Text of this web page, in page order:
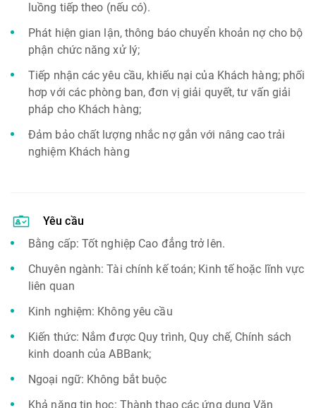
luồng tiếp theo (nếu có).
Phát hiện gian lận, thông báo chuyển khoản nợ cho bộ
phận chức năng xử lý;
Tiếp nhận các yêu cầu, khiếu nại của Khách hàng; phối
hơp với các phòng ban, đơn vị giải quyết, tư vấn giải
pháp cho Khách hàng;
Đảm bảo chất lượng nhắc nợ gắn với nâng cao trải
nghiệm Khách hàng
Yêu cầu
Bằng cấp: Tốt nghiệp Cao đẳng trở lên.
Chuyên ngành: Tài chính kế toán; Kinh tế hoặc lĩnh vực
liên quan
Kinh nghiệm: Không yêu cầu
Kiến thức: Nắm được Quy trình, Quy chế, Chính sách
kinh doanh của ABBank;
Ngoại ngữ: Không bắt buộc
Khả năng tin học: Thành thạo các ứng dụng Văn